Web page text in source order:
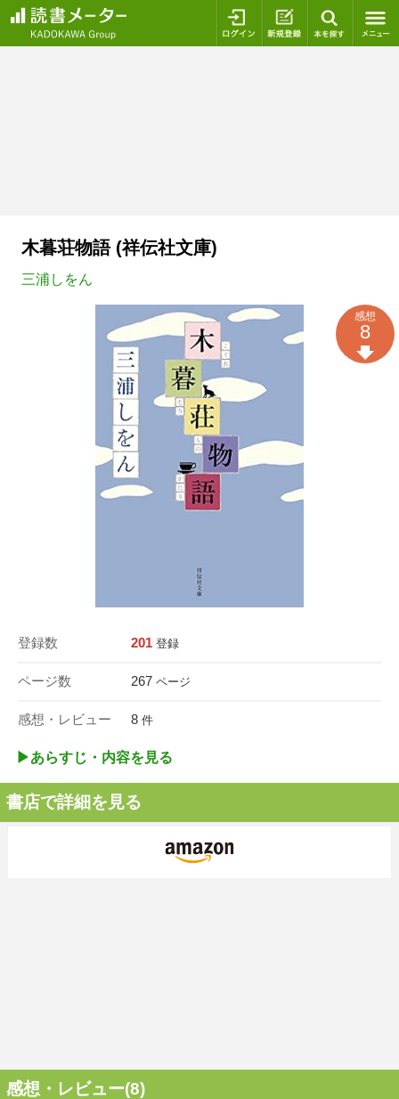
ログイン 新規登録
木暮荘物語 (祥伝社文庫)
三浦しをん
登録数 201 登録
ページ数 267 ページ
感想・レビュー 8 件
感想
8
▶︎あらすじ・内容を見る
書店で詳細を見る
感想・レビュー(8)